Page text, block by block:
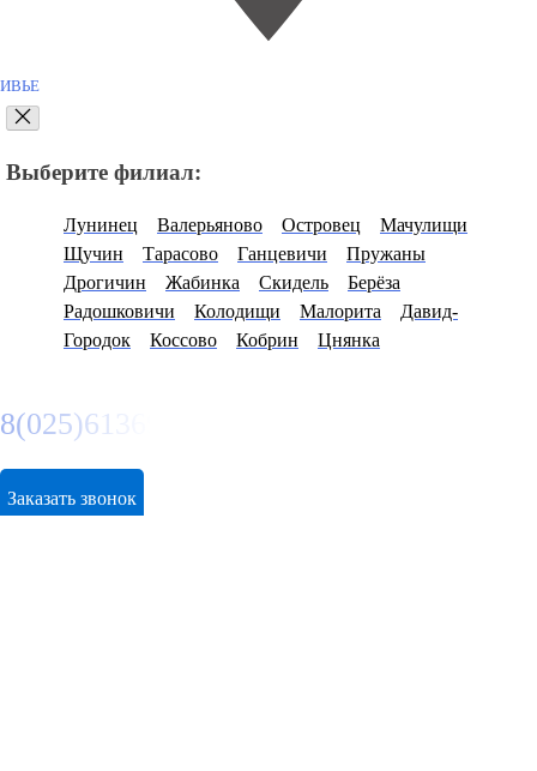
ИВЬЕ
Выберите филиал:
Лунинец Валерьяново Островец
Мачулищи
Щучин
Тарасово Ганцевичи
Пружаны
Дрогичин
Жабинка Скидель
Берёза
Радошковичи
Колодищи Малорита
Давид-
Городок
Коссово Кобрин Цнянка
8(025)6136974
Заказать звонок